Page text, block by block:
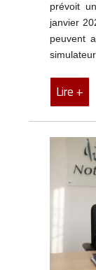
prévoit
janvier
peuvent
Lire +